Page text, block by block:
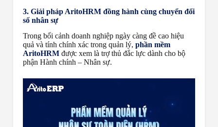
3. Giải pháp AritoHRM đồng hành cùng chuyển đổi
số nhân sự
Trong bối cảnh doanh nghiệp ngày càng đề cao hiệu
quả và tính chính xác trong quản lý, phần mềm
AritoHRMđược xem là trợ thủ đắc lực dành cho bộ
phận Hành chính – Nhân sự.